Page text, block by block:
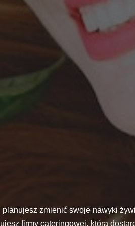
zmienić swoje nawyki
firmy cateringowej, która